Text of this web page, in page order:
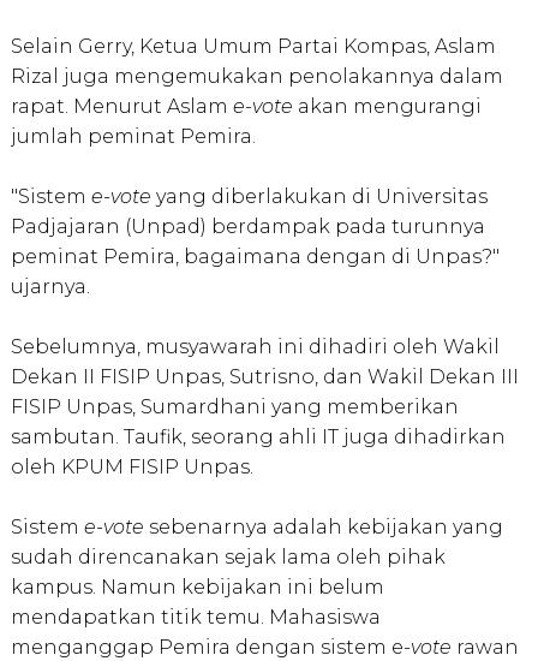
Selain Gerry, Ketua Umum Partai Kompas, Aslam
Rizal juga mengemukakan penolakannya dalam
rapat. Menurut Aslam e-vote akan mengurangi
jumlah peminat Pemira.
"Sistem e-vote yang diberlakukan di Universitas
Padjajaran (Unpad) berdampak pada turunnya
peminat Pemira, bagaimana dengan di Unpas?"
ujarnya.
Sebelumnya, musyawarah ini dihadiri oleh Wakil
Dekan II FISIP Unpas, Sutrisno, dan Wakil Dekan III
FISIP Unpas, Sumardhani yang memberikan
sambutan. Taufik, seorang ahli IT juga dihadirkan
oleh KPUM FISIP Unpas.
Sistem e-vote sebenarnya adalah kebijakan yang
sudah direncanakan sejak lama oleh pihak
kampus. Namun kebijakan ini belum
mendapatkan titik temu. Mahasiswa
menganggap Pemira dengan sistem e-vote rawan